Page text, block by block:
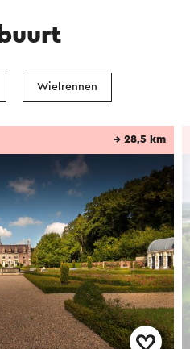
Wielrennen
→ 28,5 km